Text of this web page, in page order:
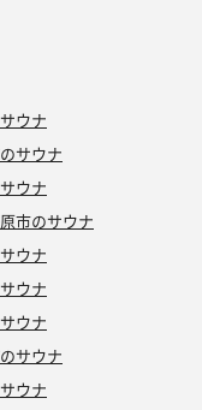
ウナ
サウナ
ウナ
市のサウナ
ウナ
ウナ
ウナ
サウナ
ウナ